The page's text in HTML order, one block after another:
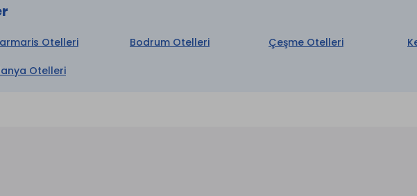
Otelleri Bodrum Otelleri Çeşme Otelleri
Otelleri